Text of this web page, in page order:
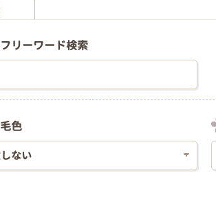
フリーワード検索
毛色